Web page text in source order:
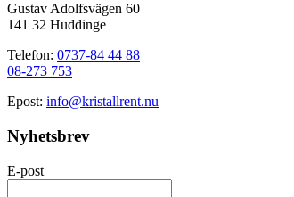
Gustav Adolfsvägen 60
141 32 Huddinge
Telefon: 0737-84 44 88
08-273 753
Epost: info@kristallrent.nu
Nyhetsbrev
E-post